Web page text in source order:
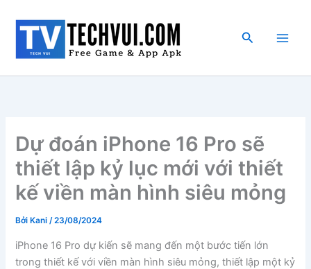
dung
Tìm
Dự đoán iPhone 16 Pro sẽ
thiết lập kỷ lục mới với thiết
kế viền màn hình siêu mỏng
Bởi Kani/23/08/2024
iPhone 16 Pro dự kiến sẽ mang đến một bước tiến lớn
trong thiết kế với viền màn hình siêu mỏng, thiết lập một kỷ